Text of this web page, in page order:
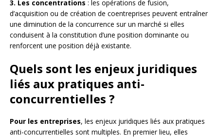
3. Les concentrations : les opérations de fusion,
d’acquisition ou de création de coentreprises peuvent entraîner
une diminution de la concurrence sur un marché si elles
conduisent à la constitution d’une position dominante ou
renforcent une position déjà existante.
Quels sont les enjeux juridiques
liés aux pratiques anti-
concurrentielles ?
Pour les entreprises, les enjeux juridiques liés aux pratiques
anti-concurrentielles sont multiples. En premier lieu, elles